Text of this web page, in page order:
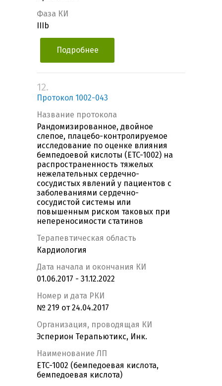
Фаза КИ
IIIb
Подробнее
12.
Протокол 1002-043
Название протокола
Рандомизированное, двойное
слепое, плацебо-контролируемое
исследование по оценке влияния
бемпедоевой кислоты (ETC-1002) на
распространенность тяжелых
нежелательных сердечно-
сосудистых явлений у пациентов с
заболеваниями сердечно-
сосудистой системы или
повышенным риском таковых при
непереносимости статинов
Терапевтическая область
Кардиология
Дата начала и окончания КИ
01.06.2017 - 31.12.2022
Номер и дата РКИ
№ 219 от 24.04.2017
Организация, проводящая КИ
Эсперион Терапьютикс, Инк.
Наименование ЛП
ETC-1002 (бемпедоевая кислота,
бемпедоевая кислота)